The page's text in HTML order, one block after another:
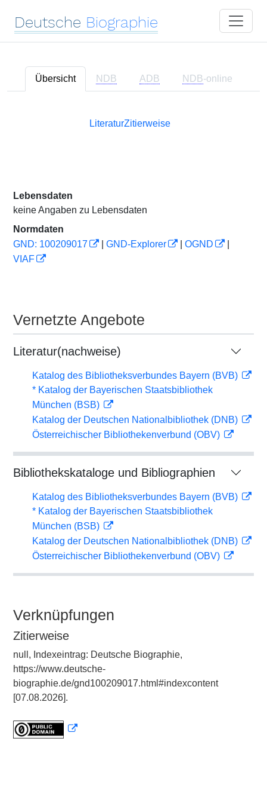
Deutsche Biographie
Übersicht NDB ADB NDB-online
LiteraturZitierweise
Lebensdaten
keine Angaben zu Lebensdaten
Normdaten
GND: 100209017
GND-Explorer OGND
VIAF
Vernetzte Angebote
Literatur(nachweise)
Katalog des Bibliotheksverbundes Bayern (BVB)
* Katalog der Bayerischen Staatsbibliothek
München (BSB)
Katalog der Deutschen Nationalbibliothek (DNB)
Österreichischer Bibliothekenverbund (OBV)
Bibliothekskataloge und Bibliographien
Katalog des Bibliotheksverbundes Bayern (BVB)
* Katalog der Bayerischen Staatsbibliothek
München (BSB)
Katalog der Deutschen Nationalbibliothek (DNB)
Österreichischer Bibliothekenverbund (OBV)
Verknüpfungen
Zitierweise
null, Indexeintrag: Deutsche Biographie,
https://www.deutsche-
biographie.de/gnd100209017.html#indexcontent
[07.08.2026].